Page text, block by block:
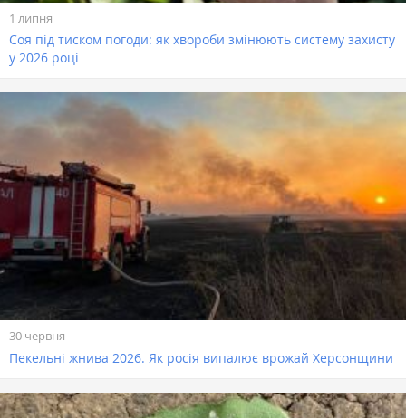
1 липня
Соя під тиском погоди: як хвороби змінюють систему захисту
у 2026 році
30 червня
Пекельні жнива 2026. Як росія випалює врожай Херсонщини